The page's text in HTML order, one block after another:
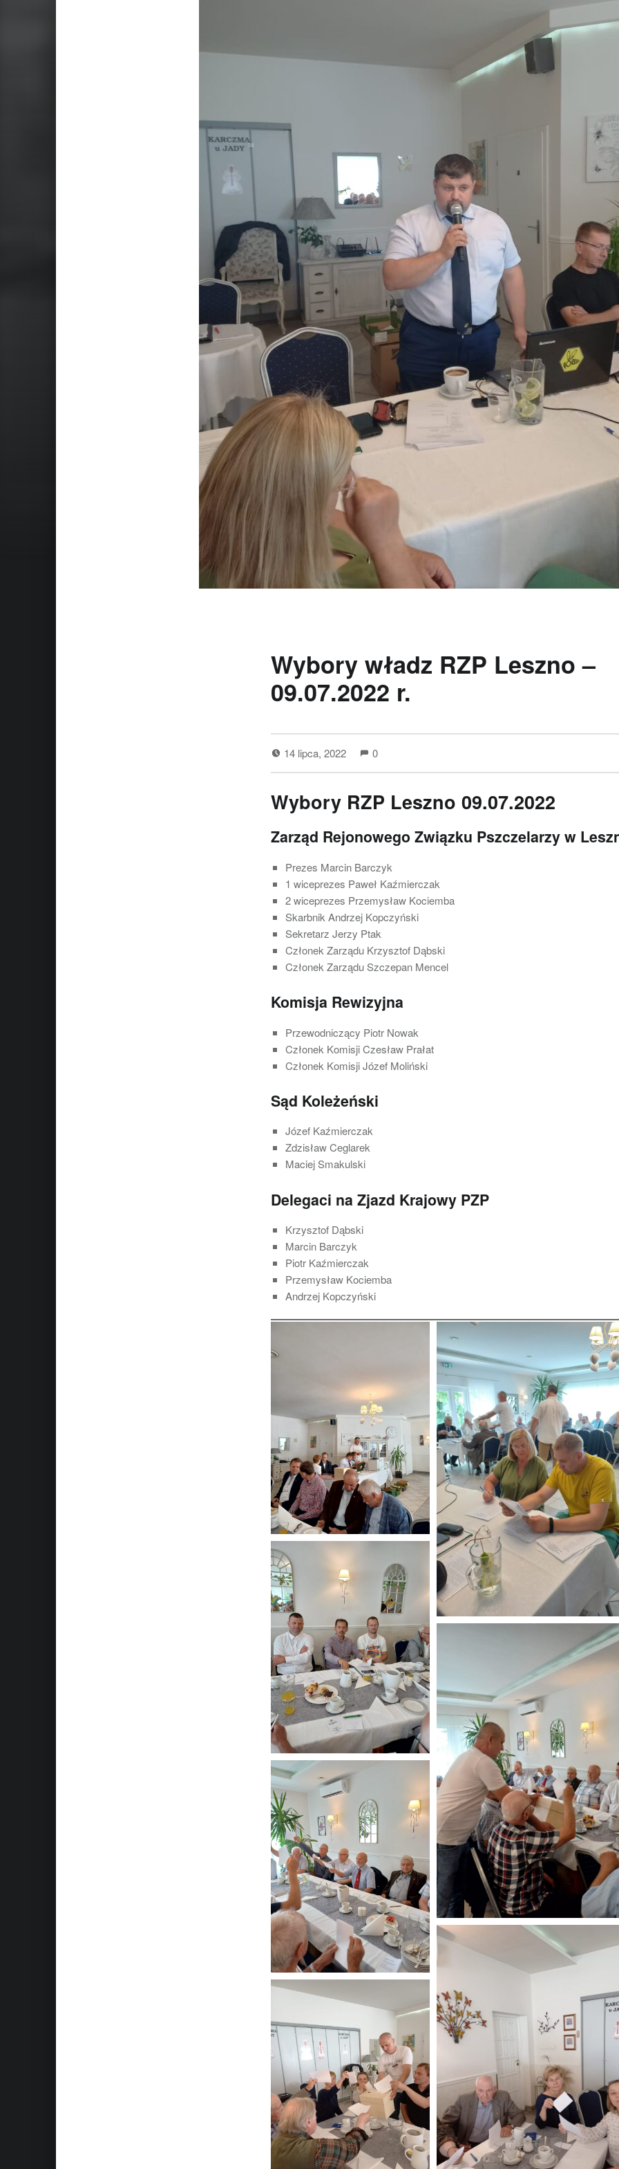
Wybory władz RZP Leszno –
09.07.2022 r.
14 lipca, 2022 0
Wybory RZP Leszno 09.07.2022
Zarząd Rejonowego Związku Pszczelarzy w
Prezes Marcin Barczyk
1 wiceprezes Paweł Kaźmierczak
2 wiceprezes Przemysław Kociemba
Skarbnik Andrzej Kopczyński
Sekretarz Jerzy Ptak
Członek Zarządu Krzysztof Dąbski
Członek Zarządu Szczepan Mencel
Komisja Rewizyjna
Przewodniczący Piotr Nowak
Członek Komisji Czesław Prałat
Członek Komisji Józef Moliński
Sąd Koleżeński
Józef Kaźmierczak
Zdzisław Ceglarek
Maciej Smakulski
Delegaci na Zjazd Krajowy PZP
Krzysztof Dąbski
Marcin Barczyk
Piotr Kaźmierczak
Przemysław Kociemba
Andrzej Kopczyński